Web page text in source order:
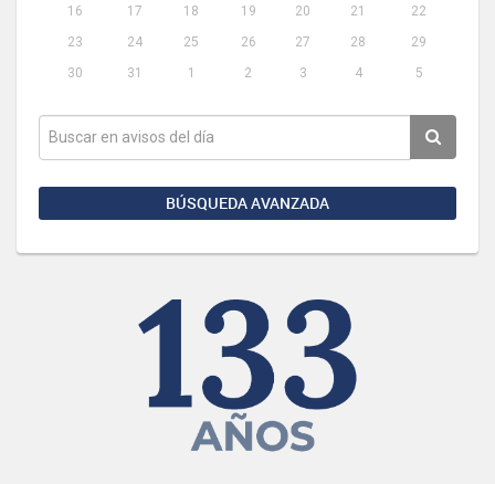
16
17 18 19 20 21
22
23
24 25 26 27 28
29
30
31 1 2 3 4 5
BÚSQUEDA AVANZADA